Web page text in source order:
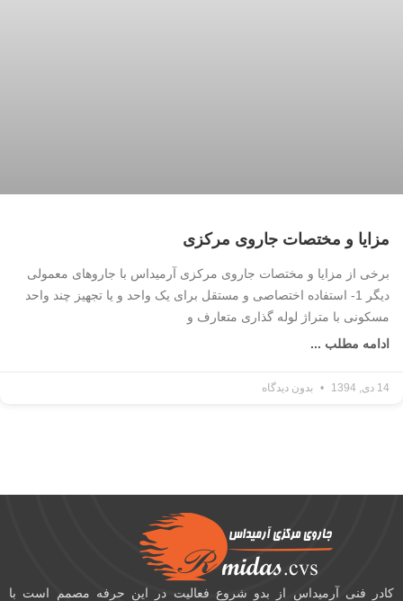
مزایا و مختصات جاروی مرکزی
برخی از مزایا و مختصات جاروی مرکزی آرمیداس با جاروهای معمولی
دیگر 1- استفاده اختصاصی و مستقل برای یک واحد و یا تجهیز چند واحد
مسکونی با متراژ لوله گذاری متعارف و
ادامه مطلب ...
14 دی, 1394 بدون دیدگاه
کادر فنی آرمیداس از بدو شروع فعالیت در این حرفه مصمم است با